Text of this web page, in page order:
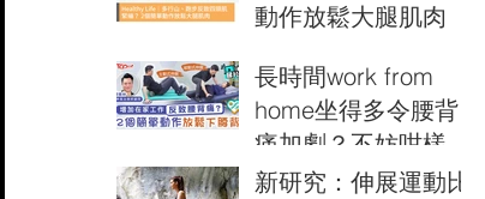
動作放鬆大腿肌肉
長時間work from
home坐得多令腰背
痛加劇￼？不妨咁樣
做！
新研究：伸展運動比